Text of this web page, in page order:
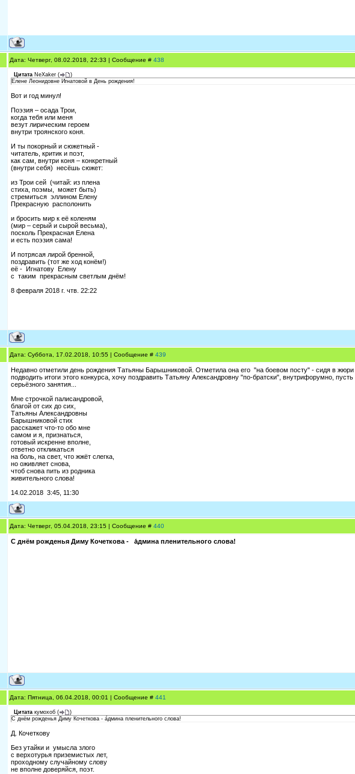
Дата: Четверг, 08.02.2018, 22:33 | Сообщение # 438
Цитата NeXaker (
)
Елене Леонидовне Игнатовой в День рождения!
Вот и год минул!
Поэзия – осада Трои,
когда тебя или меня
везут лирическим героем
внутри троянского коня.
И ты покорный и сюжетный -
читатель, критик и поэт,
как сам, внутри коня – конкретный
(внутри себя) несёшь сюжет:
из Трои сей (читай: из плена
стиха, поэмы, может быть)
стремиться эллином Елену
Прекрасную располонить
и бросить мир к её коленям
(мир – серый и сырой весьма),
посколь Прекрасная Елена
и есть поэзия сама!
И потрясая лирой бренной,
поздравить (тот же ход конём!)
её - Игнатову Елену
с таким прекрасным светлым днём!
8 февраля 2018 г. чтв. 22:22
Дата: Суббота, 17.02.2018, 10:55 | Сообщение # 439
Недавно отметили день рождения Татьяны Барышниковой. Отметила она его "на боевом посту" - сидя в жюри
подводить итоги этого конкурса, хочу поздравить Татьяну Александровну "по-братски", внутрифорумно,
серьёзного занятия...
Мне строчкой палисандровой,
благой от сих до сих,
Татьяны Александровны
Барышниковой стих
расскажет что-то обо мне
самом и я, признаться,
готовый искренне вполне,
ответно откликаться
на боль, на свет, что жжёт слегка,
но оживляет снова,
чтоб снова пить из родника
живительного слова!
14.02.2018 3:45, 11:30
Дата: Четверг, 05.04.2018, 23:15 | Сообщение # 440
С днём рожденья Диму Кочеткова - а́дмина пленительного слова!
Дата: Пятница, 06.04.2018, 00:01 | Сообщение # 441
Цитата кумохоб (
)
С днём рожденья Диму Кочеткова - а́дмина пленительного слова!
Д. Кочеткову
Без утайки и умысла злого
с верхотурья приземистых лет,
проходному случайному слову
не вполне доверяйся, поэт.